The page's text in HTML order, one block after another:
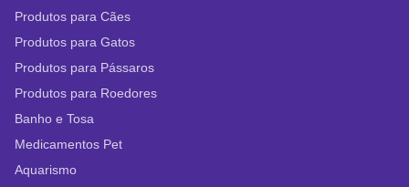
Produtos para Cães
Produtos para Gatos
Produtos para Pássaros
Produtos para Roedores
Banho e Tosa
Medicamentos Pet
Aquarismo